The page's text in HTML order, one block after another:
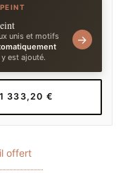
unis et motifs
est ajouté.
→
1 333,20 €
offert